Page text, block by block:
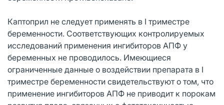
Каптоприл не следует применять в I триместре
беременности. Соответствующих контролируемых
исследований применения ингибиторов АПФ у
беременных не проводилось. Имеющиеся
ограниченные данные о воздействии препарата в I
триместре беременности свидетельствуют о том, что
применение ингибиторов АПФ не приводит к порокам